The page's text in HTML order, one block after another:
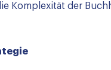
Komplexität der